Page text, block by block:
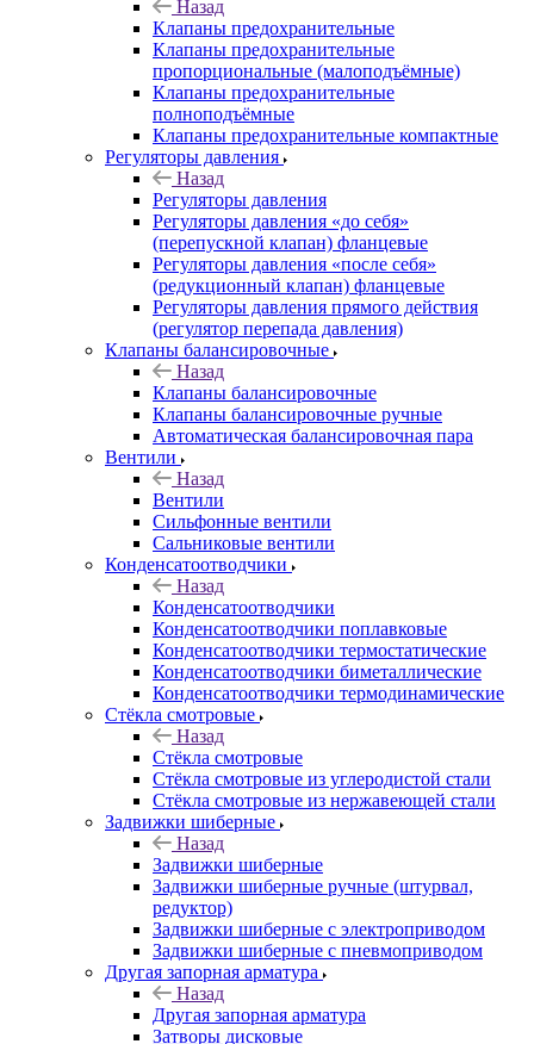
Назад
Клапаны предохранительные
Клапаны предохранительные
пропорциональные (малоподъёмные)
Клапаны предохранительные
полноподъёмные
Клапаны предохранительные компактные
Регуляторы давления
Назад
Регуляторы давления
Регуляторы давления «до себя»
(перепускной клапан) фланцевые
Регуляторы давления «после себя»
(редукционный клапан) фланцевые
Регуляторы давления прямого действия
(регулятор перепада давления)
Клапаны балансировочные
Назад
Клапаны балансировочные
Клапаны балансировочные ручные
Автоматическая балансировочная пара
Вентили
Назад
Вентили
Сильфонные вентили
Сальниковые вентили
Конденсатоотводчики
Назад
Конденсатоотводчики
Конденсатоотводчики поплавковые
Конденсатоотводчики термостатические
Конденсатоотводчики биметаллические
Конденсатоотводчики термодинамические
Стёкла смотровые
Назад
Стёкла смотровые
Стёкла смотровые из углеродистой стали
Стёкла смотровые из нержавеющей стали
Задвижки шиберные
Назад
Задвижки шиберные
Задвижки шиберные ручные (штурвал,
редуктор)
Задвижки шиберные с электроприводом
Задвижки шиберные с пневмоприводом
Другая запорная арматура
Назад
Другая запорная арматура
Затворы дисковые